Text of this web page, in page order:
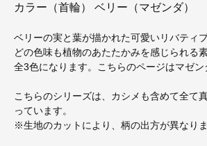
カラー（首輪） ベリー（マゼンダ）
ベリーの実と葉が描かれた可愛いリバティ
どの色味も植物のあたたかみを感じられる
全3色になります。こちらのページはマゼン
こちらのシリーズは、カシメも含めて全て
っています。
※生地のカットにより、柄の出方が異なりま